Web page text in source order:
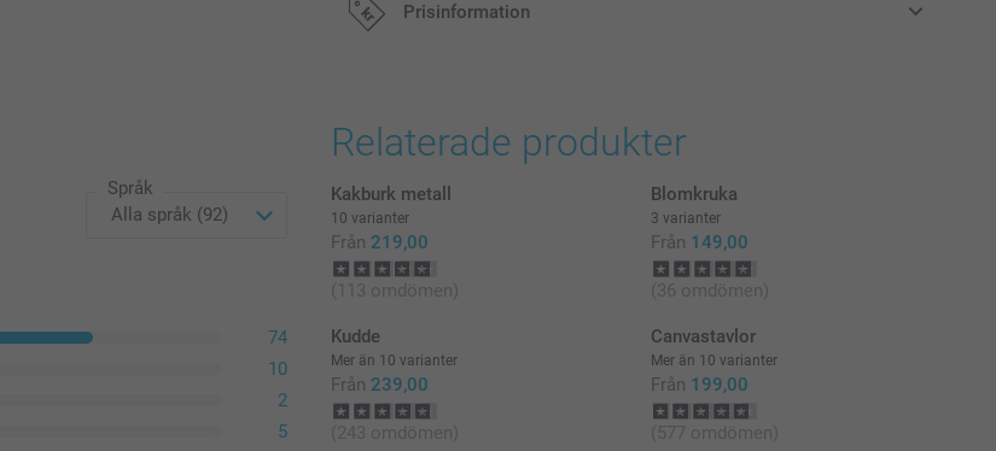
Prisinformation
Språk
74
10
2
5
Relaterade produkter
Kakburk metall
10 varianter
Från 219,00
(113 omdömen)
Blomkruka
3 varianter
Från 149,00
(36 omdömen)
Kudde
Mer än 10 varianter
Från 239,00
(243 omdömen)
Canvastavlor
Mer än 10 varianter
Från 199,00
(577 omdömen)